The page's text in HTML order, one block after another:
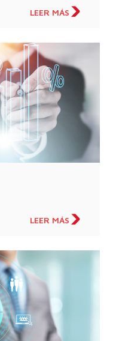
LEER MÁS
LEER MÁS